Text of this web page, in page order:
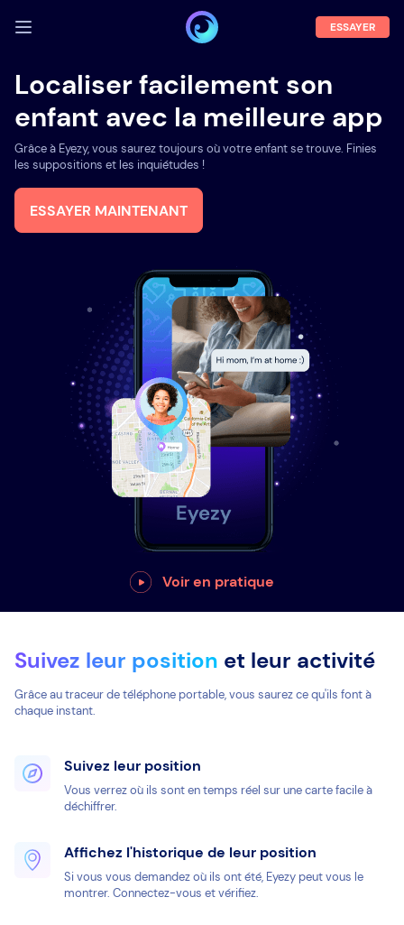
SE CONNECTER
Démo
Fonctions
Blog
ESSAYER
Localiser facilement son
enfant avec la meilleure app
Grâce à Eyezy, vous saurez toujours où votre enfant se trouve. Finies
les suppositions et les inquiétudes !
ESSAYER MAINTENANT
Voir en pratique
Suivez leur position et leur activité
Grâce au traceur de téléphone portable, vous saurez ce qu'ils font à
chaque instant.
Suivez leur position
Vous verrez où ils sont en temps réel sur une carte facile à
déchiffrer.
Affichez l'historique de leur position
Si vous vous demandez où ils ont été, Eyezy peut vous le
montrer. Connectez-vous et vérifiez.